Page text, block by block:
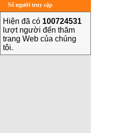
Số người truy cập
Hiện đã có 100724531
lượt người đến thăm
trang Web của chúng
tôi.